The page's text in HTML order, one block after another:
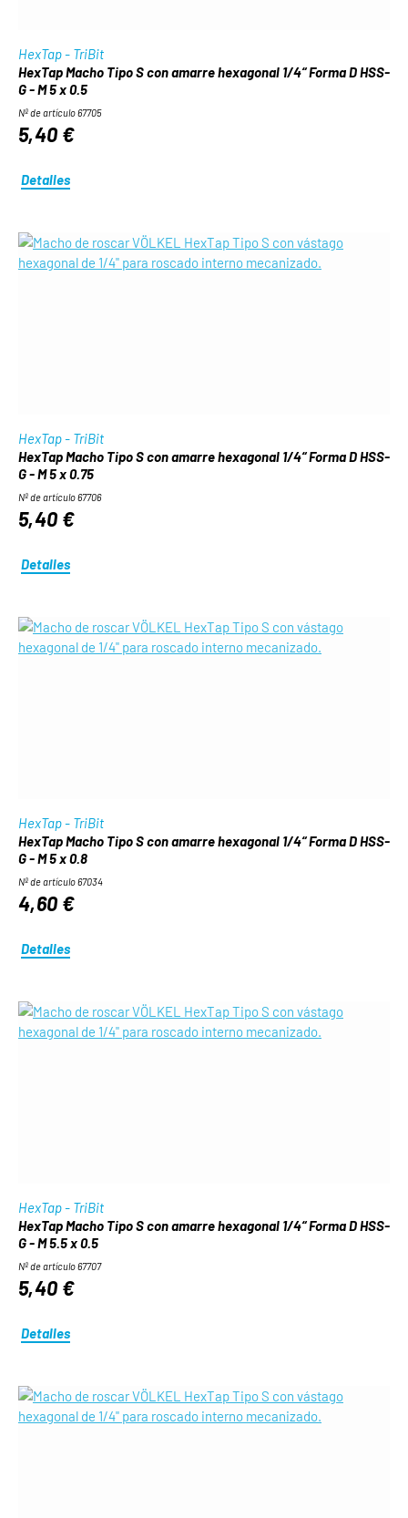
HexTap - TriBit
HexTap Macho Tipo S con amarre hexagonal 1/4“ Forma D HSS-
G - M 5 x 0.5
Nº de artículo 67705
5,40 €
Detalles
HexTap - TriBit
HexTap Macho Tipo S con amarre hexagonal 1/4“ Forma D HSS-
G - M 5 x 0.75
Nº de artículo 67706
5,40 €
Detalles
HexTap - TriBit
HexTap Macho Tipo S con amarre hexagonal 1/4“ Forma D HSS-
G - M 5 x 0.8
Nº de artículo 67034
4,60 €
Detalles
HexTap - TriBit
HexTap Macho Tipo S con amarre hexagonal 1/4“ Forma D HSS-
G - M 5.5 x 0.5
Nº de artículo 67707
5,40 €
Detalles